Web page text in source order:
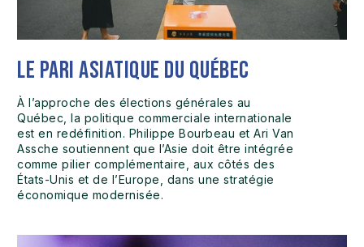
Le pari asiatique du Québec
À l’approche des élections générales au
Québec, la politique commerciale internationale
est en redéfinition. Philippe Bourbeau et Ari Van
Assche soutiennent que l’Asie doit être intégrée
comme pilier complémentaire, aux côtés des
États-Unis et de l’Europe, dans une stratégie
économique modernisée.